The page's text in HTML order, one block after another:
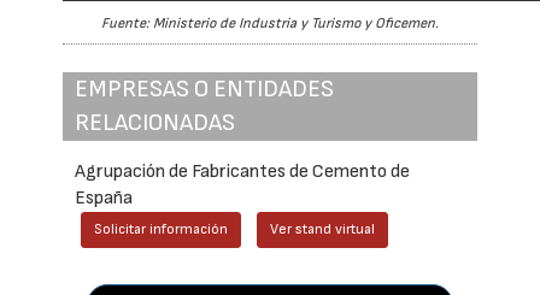
Fuente: Ministerio de Industria y Turismo y Oficemen.
EMPRESAS O ENTIDADES
RELACIONADAS
Agrupación de Fabricantes de Cemento de
España
Solicitar información Ver stand virtual